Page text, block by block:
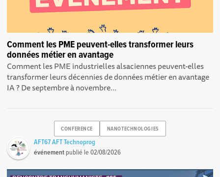
Comment les PME peuvent-elles transformer leurs
données métier en avantage
Comment les PME industrielles alsaciennes peuvent-elles
transformer leurs décennies de données métier en avantage
IA ? De septembre à novembre...
CONFERENCE NANOTECHNOLOGIES
AFT67 AFT Technoprog
événement publié le02/08/2026